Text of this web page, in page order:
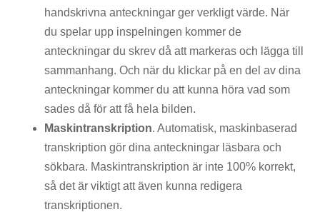
handskrivna anteckningar ger verkligt värde. När
du spelar upp inspelningen kommer de
anteckningar du skrev då att markeras och lägga till
sammanhang. Och när du klickar på en del av dina
anteckningar kommer du att kunna höra vad som
sades då för att få hela bilden.
Maskintranskription. Automatisk, maskinbaserad
transkription gör dina anteckningar läsbara och
sökbara. Maskintranskription är inte 100% korrekt,
så det är viktigt att även kunna redigera
transkriptionen.